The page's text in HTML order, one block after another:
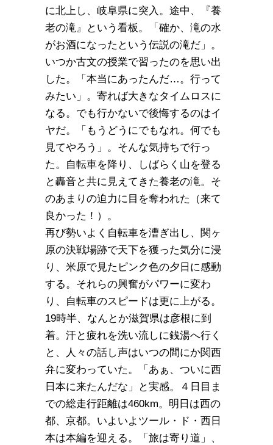
に北上し、岐阜県に突入。途中、『養
老の滝』という看板。「確か、滝の水
がお酒になったという伝説の滝だ」。
いつか古文の授業で習ったのを思い出
した。「本当にあったんだ…。行って
みたい」。寄れば大きなタイムロスに
なる。でも行かないで後悔するのはイ
ヤだ。「もうどうにでもなれ。何でも
見てやろう」。そんな気持ちで行っ
た。自転車を降り、しばらく山を登る
と轟音と共に見えてきた養老の滝。そ
のあまりの迫力に目を奪われた（来て
良かった！）。
再び勢いよく自転車を漕ぎ出し、関ヶ
原の決戦場跡で天下を獲った気分に浸
り、米原で見たピンク色の夕日に感動
する。それらの興奮がパワーに変わ
り、自転車のスピードは更に上がる。
19時半、なんとか滋賀県は彦根に到
着。汗と疲れを洗い流しに銭湯へ行く
と、人々の話し声はいつの間にか関西
弁に変わっていた。「あぁ、ついに西
日本に来たんだな」と実感。４日目ま
での総走行距離は460km。明日は西の
都、京都。いよいよツール・ド・西日
本は本編を迎える。「旅は寄り道」、